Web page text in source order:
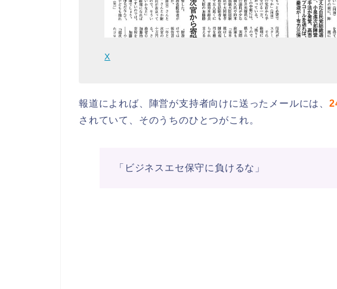
X
報道によれば、陣営が支持者向けに送ったメールには、
されていて、そのうちのひとつがこれ。
「ビジネスエセ保守に負けるな」